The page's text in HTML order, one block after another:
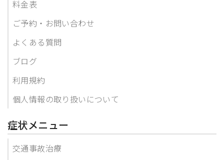
料金表
ご予約・お問い合わせ
よくある質問
ブログ
利用規約
個人情報の取り扱いについて
症状メニュー
交通事故治療